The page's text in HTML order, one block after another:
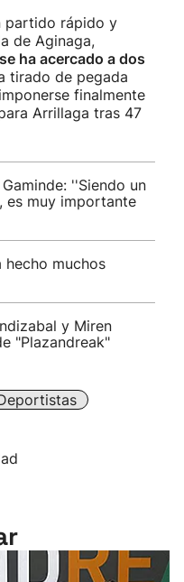
partido rápido y
de Aginaga,
ha acercado a dos
tirado de pegada
finalmente
Arrillaga tras 47
''Siendo un
es muy importante
hecho muchos
y Miren
"Plazandreak"